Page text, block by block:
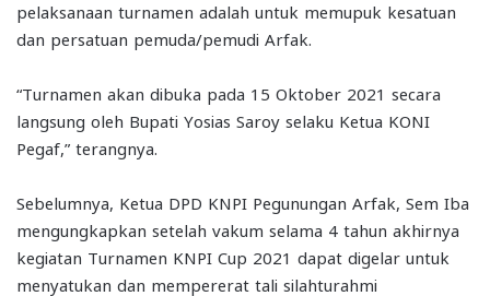
pelaksanaan turnamen adalah untuk memupuk kesatuan
dan persatuan pemuda/pemudi Arfak.
“Turnamen akan dibuka pada 15 Oktober 2021 secara
langsung oleh Bupati Yosias Saroy selaku Ketua KONI
Pegaf,” terangnya.
Sebelumnya, Ketua DPD KNPI Pegunungan Arfak, Sem Iba
mengungkapkan setelah vakum selama 4 tahun akhirnya
kegiatan Turnamen KNPI Cup 2021 dapat digelar untuk
menyatukan dan mempererat tali silahturahmi